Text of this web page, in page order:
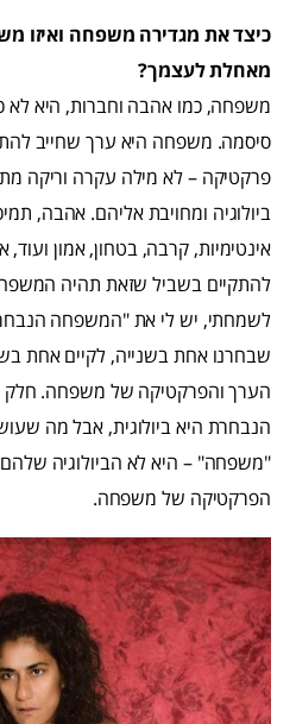
כיצד את מגדירה משפחה ואיזו
מאחלת לעצמך?
משפחה, כמו אהבה וחברות, היא לא
סיסמה. משפחה היא ערך שחייב
פרקטיקה – לא מילה עקרה וריקה
ביולוגיה ומחויבת אליהם. אהבה,
אינטימיות, קרבה, בטחון, אמון ועוד,
להתקיים בשביל שזאת תהיה
לשמחתי, יש לי את "המשפחה
שבחרנו אחת בשנייה, לקיים אחת
הערך והפרקטיקה של משפחה.
הנבחרת היא ביולוגית, אבל מה
"משפחה" – היא לא הביולוגיה
הפרקטיקה של משפחה.